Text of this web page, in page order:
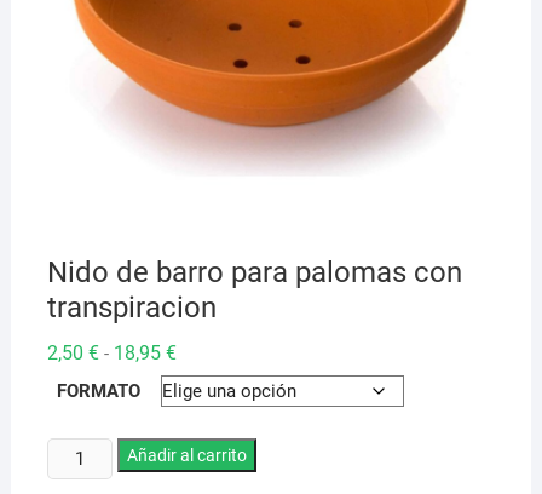
Nido de barro para palomas con
transpiracion
2,50 € - 18,95 €Rango
precios:
desde
hasta
18,95 €
FORMATO
Nido
de
Añadir al carrito